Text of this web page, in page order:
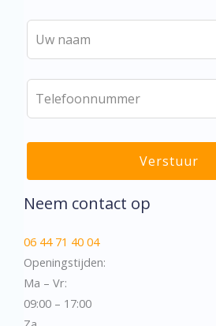
Verstuur
Neem contact op
06 44 71 40 04
Openingstijden:
Ma – Vr:
09:00 – 17:00